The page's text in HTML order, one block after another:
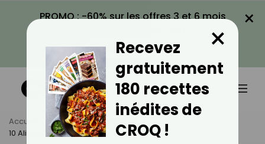
PROMO : -60% sur les offres 3 et 6 mois
VOIR LA PROMO
×
Accueil Actus
Alimentation
10 Aliments Qui Favorisent L’insomnie
Recevez
gratuitement
180 recettes
inédites de
CROQ !
×